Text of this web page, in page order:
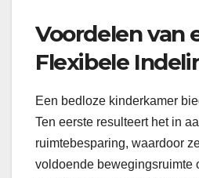
Voordelen van
Flexibele
Een bedloze kinderkamer
Ten eerste resulteert het in
ruimtebesparing, waardoor
voldoende bewegingsruimte